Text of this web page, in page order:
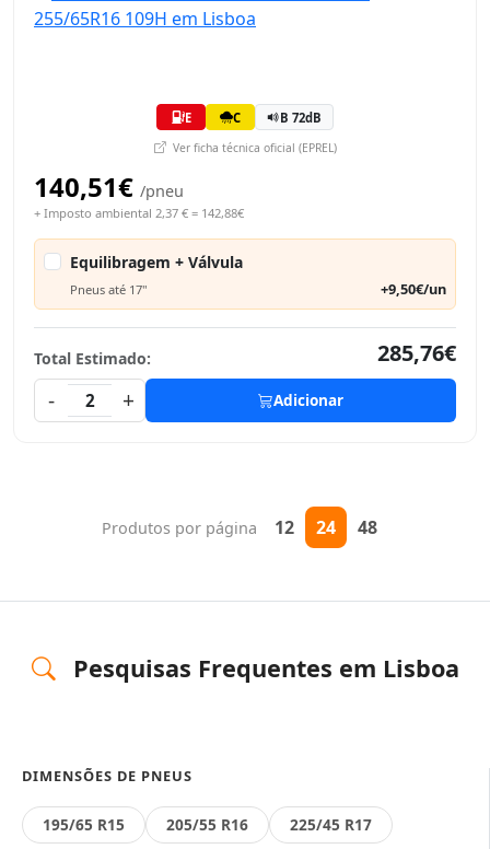
E C B 72dB
Ver ficha técnica oficial (EPREL)
140,51€ /pneu
+ Imposto ambiental 2,37 € = 142,88€
Equilibragem + Válvula
Pneus até 17" +9,50€/un
Total Estimado:
285,76€
-
2 + Adicionar
Produtos por página 12 24 48
Pesquisas Frequentes em Lisboa
DIMENSÕES DE PNEUS
195/65 R15 205/55 R16 225/45 R17